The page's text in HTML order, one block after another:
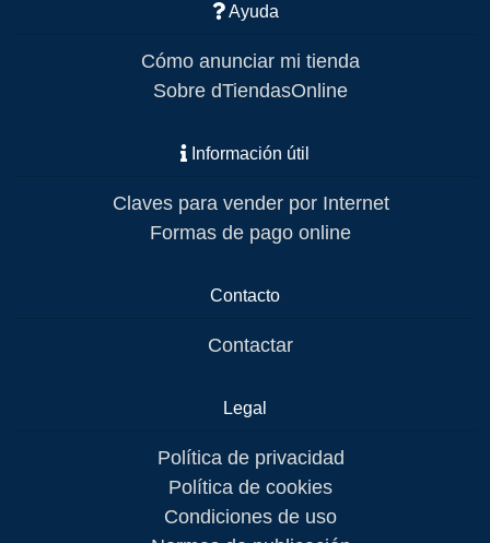
Ayuda
Cómo anunciar mi tienda
Sobre dTiendasOnline
Información útil
Claves para vender por Internet
Formas de pago online
Contacto
Contactar
Legal
Política de privacidad
Política de cookies
Condiciones de uso